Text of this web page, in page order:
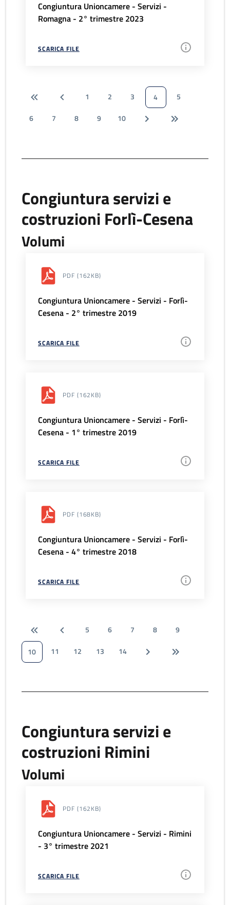
Congiuntura Unioncamere - Servizi -
Romagna - 2° trimestre 2023
SCARICA FILE
1 2 3 4
5
6
7 8 9 10
Congiuntura servizi e
costruzioni Forlì-Cesena
Volumi
PDF (162KB)
Congiuntura Unioncamere - Servizi - Forlì-
Cesena - 2° trimestre 2019
SCARICA FILE
PDF (162KB)
Congiuntura Unioncamere - Servizi - Forlì-
Cesena - 1° trimestre 2019
SCARICA FILE
PDF (168KB)
Congiuntura Unioncamere - Servizi - Forlì-
Cesena - 4° trimestre 2018
SCARICA FILE
5 6 7 8
9
10
11 12 13 14
Congiuntura servizi e
costruzioni Rimini
Volumi
PDF (162KB)
Congiuntura Unioncamere - Servizi - Rimini
- 3° trimestre 2021
SCARICA FILE